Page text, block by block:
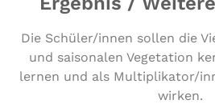
Die Schüler/innen sollen die
und saisonalen Vegetation
lernen und als Multiplikator/
wirken.